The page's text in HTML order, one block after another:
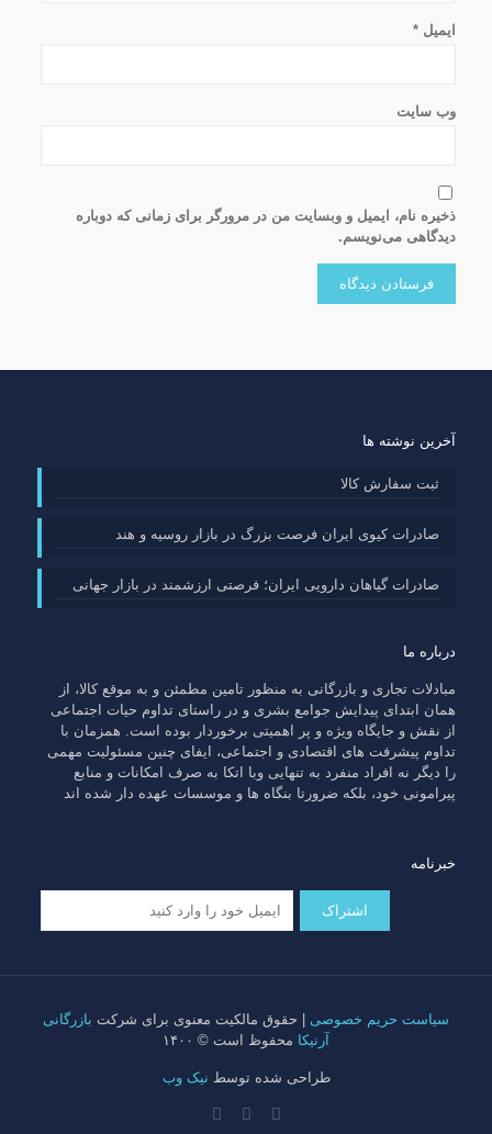
ایمیل*
وب‌ سایت
ذخیره نام، ایمیل و وبسایت من در مرورگر برای زمانی که دوباره
دیدگاهی می‌نویسم.
آخرین نوشته ها
ثبت سفارش کالا
صادرات کیوی ایران فرصت بزرگ در بازار روسیه و هند
صادرات گیاهان دارویی ایران؛ فرصتی ارزشمند در بازار جهانی
درباره ما
مبادلات تجاری و بازرگانی به منظور تامین مطمئن و به موقع کالا، از
همان ابتدای پیدایش جوامع بشری و در راستای تداوم حیات اجتماعی
از نقش و جایگاه ویژه و پر اهمیتی برخوردار بوده است. همزمان با
تداوم پیشرفت های اقتصادی و اجتماعی، ایفای چنین مسئولیت مهمی
را دیگر نه افراد منفرد به تنهایی وبا اتکا به صرف امکانات و منابع
پیرامونی خود، بلکه ضرورتا بنگاه ها و موسسات عهده دار شده اند
خبرنامه
سیاست حریم خصوصی | حقوق مالکیت معنوی برای شرکت بازرگانی
آرنیکا محفوظ است © ۱۴۰۰
طراحی شده توسط نیک وب